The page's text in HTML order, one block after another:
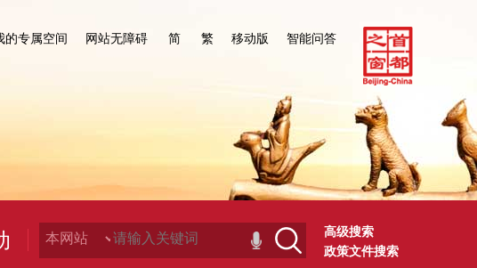
的专属空间 网站无障碍 简 繁 移动版 智能问答
高级搜索
政策文件搜索